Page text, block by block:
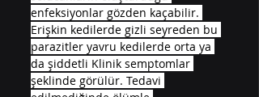
enfeksiyonlar gözden kaçabilir.
Erişkin kedilerde gizli seyreden bu
parazitler yavru kedilerde orta ya
da şiddetli Klinik semptomlar
şeklinde görülür. Tedavi